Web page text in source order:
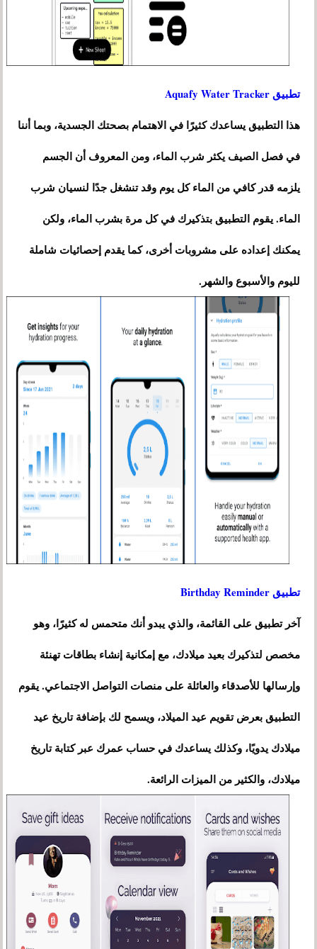
تطبيق Aquafy Water Tracker
هذا التطبيق يساعدك كثيرًا في الاهتمام بصحتك الجسدية، وبما أننا
في فصل الصيف يكثر شرب الماء، ومن المعروف أن الجسم
يلزمه قدر كافي من الماء كل يوم وقد تنشغل جدًا لنسيان شرب
الماء. يقوم التطبيق بتذكيرك في كل مرة بشرب الماء، ولكن
يمكنك إعداده على مشروبات أخرى، كما يقدم إحصائيات شاملة
لليوم والأسبوع والشهر.
تطبيق Birthday Reminder
آخر تطبيق على القائمة، والذي يبدو أنك متحمس له كثيرًا، وهو
مخصص لتذكيرك بعيد ميلادك، مع إمكانية إنشاء بطاقات تهنئة
وإرسالها للأصدقاء والعائلة على منصات التواصل الاجتماعي. يقوم
التطبيق بعرض تقويم عيد الميلاد، ويسمح لك بإضافة تاريخ عيد
ميلادك يدويًا، وكذلك يساعدك في حساب عمرك عبر كتابة تاريخ
ميلادك، والكثير من الميزات الرائعة.